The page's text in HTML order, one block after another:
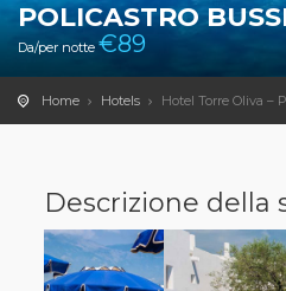
POLICASTRO
Da/per notte €89
Home Hotels Hotel Torre Oliva –
Descrizione della